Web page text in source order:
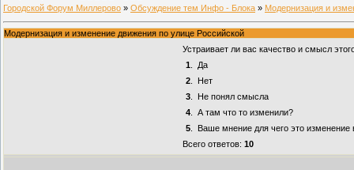
Городской Форум Миллерово » Обсуждение тем Инфо - Блока » Модернизация и
Модернизация и изменение движения по улице Российской
Устраивает ли вас качество и смысл
1.
Да
2.
Нет
3.
Не понял смысла
4.
А там что то изменили?
5.
Ваше мнение для чего это
Всего ответов: 10